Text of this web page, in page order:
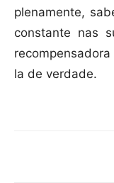
plenamente,
constante nas
la de verdade.